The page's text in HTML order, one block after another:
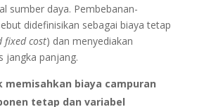
sumber daya. Pembebanan-
didefinisikan sebagai biaya tetap
fixed cost) dan menyediakan
jangka panjang.
memisahkan biaya campuran
tetap dan variabel